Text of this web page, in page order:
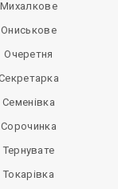
Михалкове
Ониськове
Очеретня
Семенівка
Сорочинка
Тернувате
Токарівка